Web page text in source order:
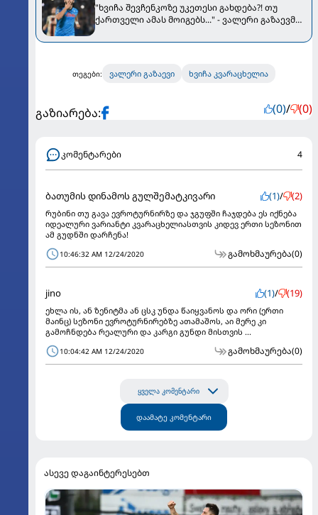
"ხვიჩა შევჩენკოზე უკეთესი გახდება?! თუ
ქართველი ამას მოიგებს..." - ვალერი გაზაევმა
თეგები: ვალერი გაზაევი ხვიჩა კვარაცხელია
გაზიარება: (0)/ (0)
კომენტარები 4
ბათუმის დინამოს გულშემატკივარი (1)/ (2)
რუბინი თუ გავა ევროტურნირზე და ჯგუფში ჩაჯდება ეს იქნება
იდეალური ვარიანტი კვარაცხელიასთვის კიდევ ერთი სეზონით
ამ გუდნში დარჩენა!
10:46:32 AM 12/24/2020 გამოხმაურება(0)
jino (1)/ (19)
ეხლა ის, ან ზენიტმა ან ცსკ უნდა წაიყვანოს და ორი (ერთი
მაინც) სეზონი ევროტურნირებზე ათამაშოს, აი მერე კი
გამოჩნდება რეალური და კარგი გუნდი მისთვის ...
10:04:42 AM 12/24/2020 გამოხმაურება(0)
ყველა კომენტარი
დაამატე კომენტარი
ასევე დაგაინტერესებთ